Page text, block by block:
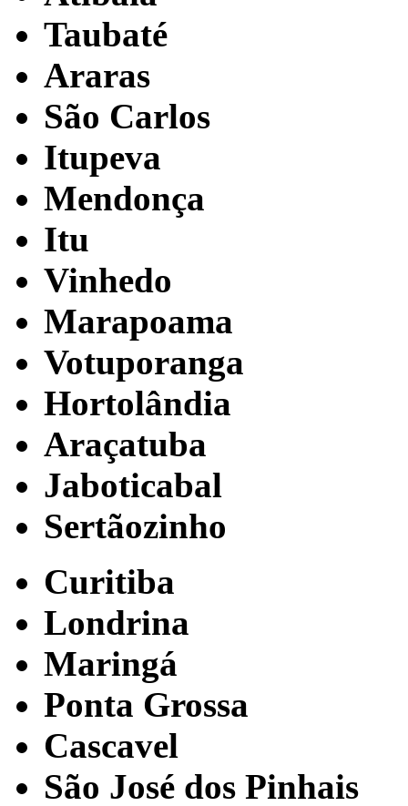
Taubaté
Araras
São Carlos
Itupeva
Mendonça
Itu
Vinhedo
Marapoama
Votuporanga
Hortolândia
Araçatuba
Jaboticabal
Sertãozinho
Curitiba
Londrina
Maringá
Ponta Grossa
Cascavel
São José dos Pinhais